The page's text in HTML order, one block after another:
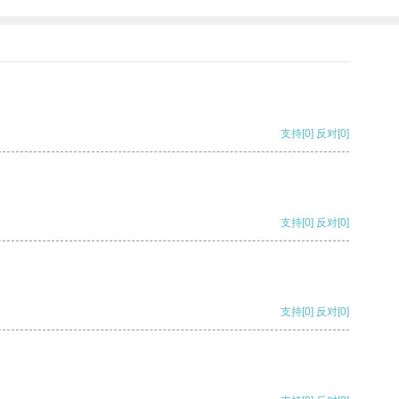
支持[0] 反对[0]
支持[0] 反对[0]
支持[0] 反对[0]